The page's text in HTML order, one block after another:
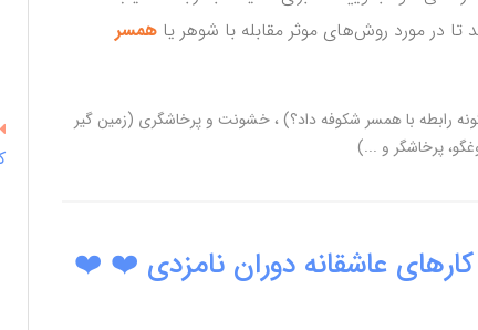
تا در مورد روش‌های موثر مقابله با شوهر یا همسر
رابطه با همسر شکوفه داد؟) خشونت و پرخاشگری (زمین گیر
پرخاشگر و ...)
22 کارهای عاشقانه دوران نامزدی ❤️ ❤️